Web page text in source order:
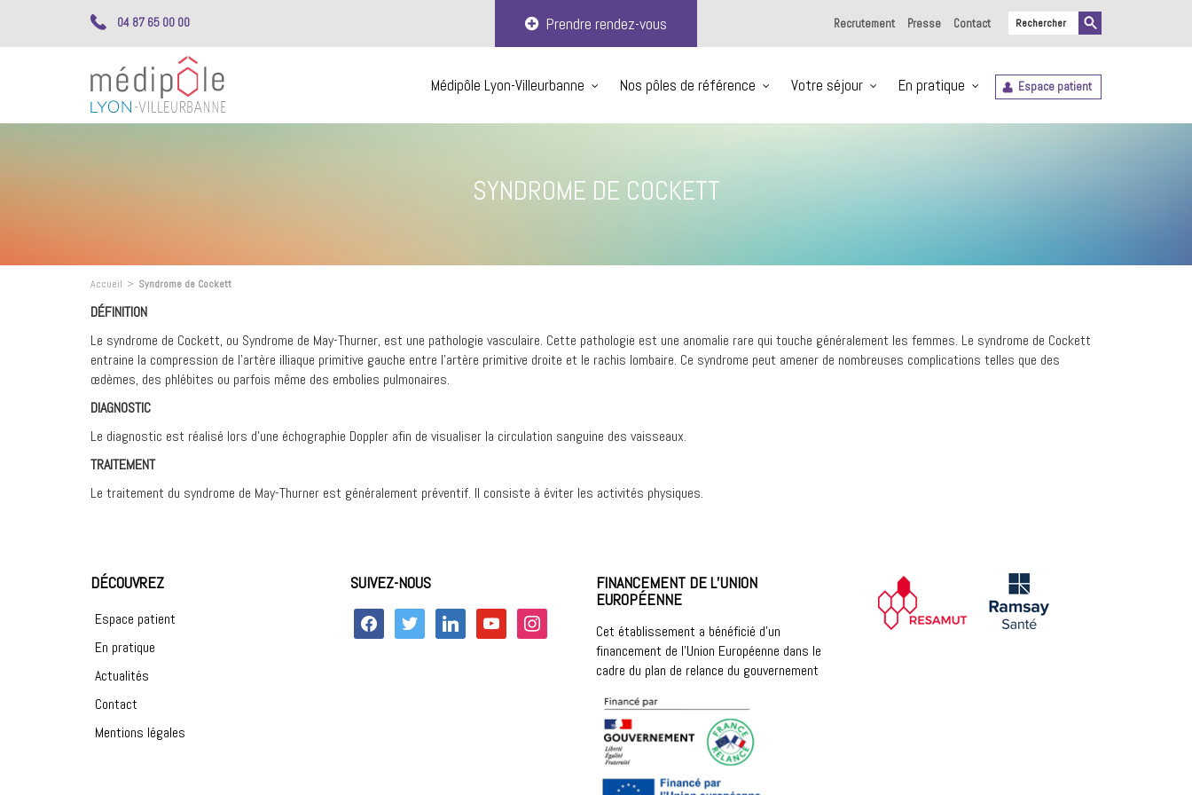
04 87 65 00 00 Prendre rendez-vous Recrutement Presse Contact
Médipôle Lyon-Villeurbanne Nos pôles de référence Votre séjour En pratique Espace patient
SYNDROME DE COCKETT
Accueil > Syndrome de Cockett
DÉFINITION
Le syndrome de Cockett, ou Syndrome de May-Thurner, est une pathologie vasculaire. Cette pathologie est une anomalie rare qui touche généralement les femmes. Le syndrome de Cockett
entraine la compression de l’artère illiaque primitive gauche entre l’artère primitive droite et le rachis lombaire. Ce syndrome peut amener de nombreuses complications telles que des
œdèmes, des phlébites ou parfois même des embolies pulmonaires.
DIAGNOSTIC
Le diagnostic est réalisé lors d’une échographie Doppler afin de visualiser la circulation sanguine des vaisseaux.
TRAITEMENT
Le traitement du syndrome de May-Thurner est généralement préventif. Il consiste à éviter les activités physiques.
DÉCOUVREZ
Espace patient
En pratique
Actualités
Contact
Mentions légales
SUIVEZ-NOUS
facebook twitter linkedin youtube instagram
FINANCEMENT DE L’UNION
EUROPÉENNE
Cet établissement a bénéficié d’un
financement de l’Union Européenne dans le
cadre du plan de relance du gouvernement